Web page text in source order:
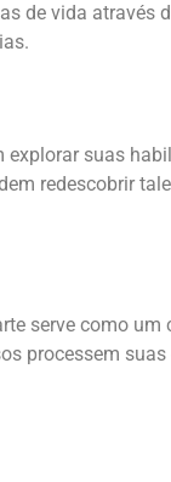
de vida
suas
redescobrir
serve como
processem